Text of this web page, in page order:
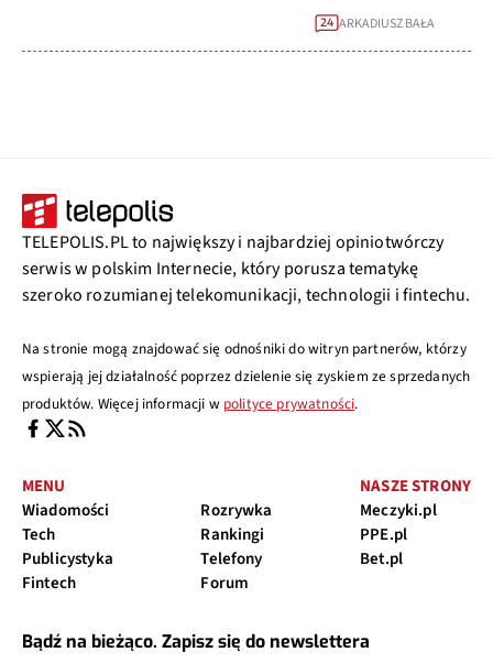
24 ARKADIUSZ BAŁA
TELEPOLIS.PL to największy i najbardziej opiniotwórczy
serwis w polskim Internecie, który porusza tematykę
szeroko rozumianej telekomunikacji, technologii i fintechu.
Na stronie mogą znajdować się odnośniki do witryn partnerów, którzy
wspierają jej działalność poprzez dzielenie się zyskiem ze sprzedanych
produktów. Więcej informacji w polityce prywatności.
MENU
Wiadomości
Tech
Publicystyka
Fintech
Rozrywka
Rankingi
Telefony
Forum
NASZE STRONY
Meczyki.pl
PPE.pl
Bet.pl
Bądź na bieżąco. Zapisz się do newslettera